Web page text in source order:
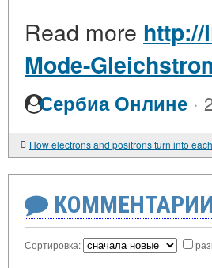
Read more
Mode-
Сербиа Онлине ·
How electrons and positrons turn into
Сортировка: